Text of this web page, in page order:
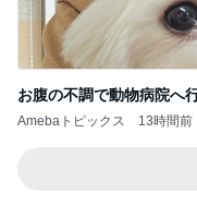
お腹の不調で動物病院へ
Amebaトピックス 13時間前